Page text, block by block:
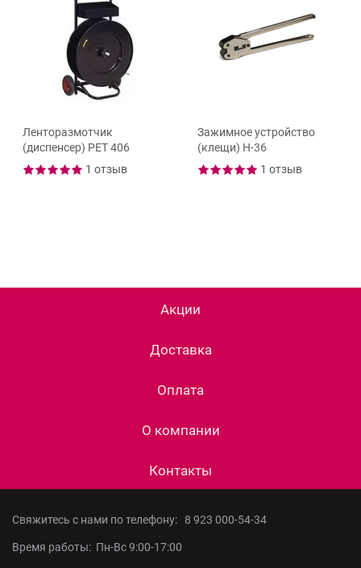
Ленторазмотчик
(диспенсер) PET 406
1 отзыв
Зажимное устройство
(клещи) Н-36
1 отзыв
Акции
Доставка
Оплата
О компании
Контакты
Свяжитесь с нами по телефону: 8 923 000-54-34
Время работы: Пн-Вс 9:00-17:00